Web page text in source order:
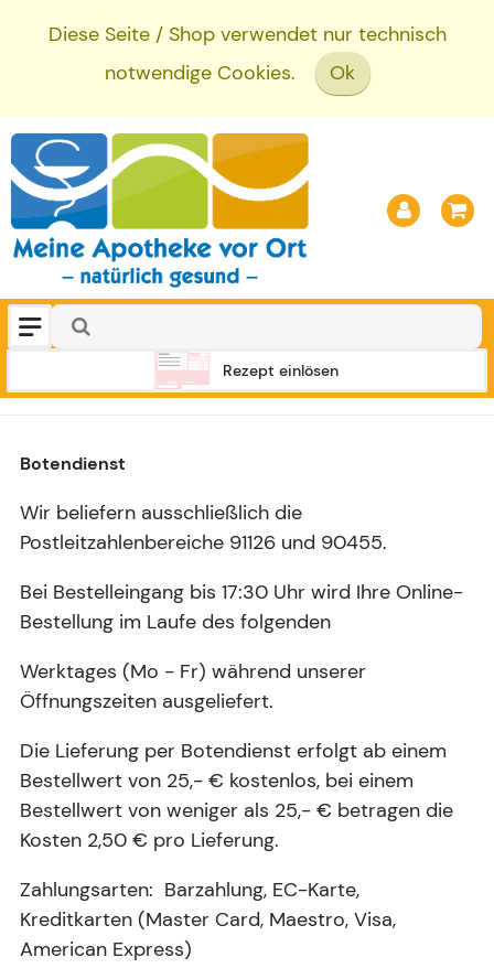
Diese Seite / Shop verwendet nur technisch
notwendige Cookies.
Ok
Rezept einlösen
Botendienst
Wir beliefern ausschließlich die
Postleitzahlenbereiche 91126 und 90455.
Bei Bestelleingang bis 17:30 Uhr wird Ihre Online-
Bestellung im Laufe des folgenden
Werktages (Mo - Fr) während unserer
Öffnungszeiten ausgeliefert.
Die Lieferung per Botendienst erfolgt ab einem
Bestellwert von 25,- € kostenlos, bei einem
Bestellwert von weniger als 25,- € betragen die
Kosten 2,50 € pro Lieferung.
Zahlungsarten: Barzahlung, EC-Karte,
Kreditkarten (Master Card, Maestro, Visa,
American Express)